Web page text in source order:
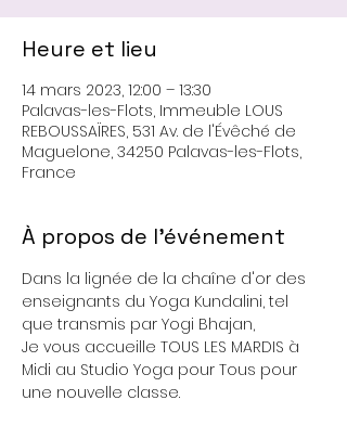
Heure et lieu
14 mars 2023, 12:00 – 13:30
Palavas-les-Flots, Immeuble LOUS
REBOUSSAÏRES, 531 Av. de l'Évêché de
Maguelone, 34250 Palavas-les-Flots,
France
À propos de l'événement
Dans la lignée de la chaîne d'or des
enseignants du Yoga Kundalini, tel
que transmis par Yogi Bhajan,
Je vous accueille TOUS LES MARDIS à
Midi au Studio Yoga pour Tous pour
une nouvelle classe.